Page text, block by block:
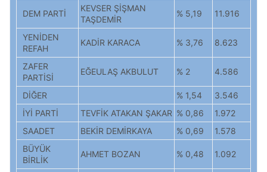
DEM PARTİ
KEVSER ŞİŞMAN
TAŞDEMİR
% 5,19 11.916
YENİDEN
REFAH
KADİR KARACA % 3,76 8.623
ZAFER
PARTİSİ
EĞEULAŞ AKBULUT % 2 4.586
DİĞER % 1,54
3.546
İYİ PARTİ
TEVFİK ATAKAN ŞAKAR % 0,86
1.972
SAADET
BEKİR DEMİRKAYA % 0,69
1.578
BÜYÜK
BİRLİK
AHMET BOZAN % 0,48 1.092